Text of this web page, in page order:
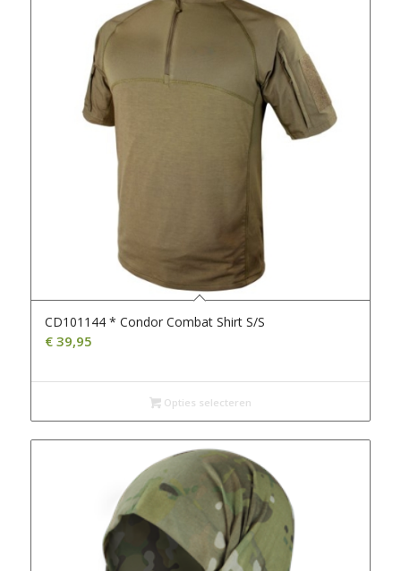
CD101144 * Condor Combat Shirt S/S
€39,95
Opties selecteren